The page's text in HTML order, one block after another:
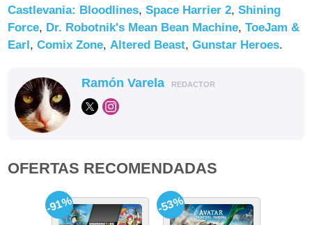
Castlevania: Bloodlines,Space Harrier 2,Shining
Force, Dr. Robotnik's Mean Bean Machine,ToeJam &
Earl,Comix Zone, Altered Beast,Gunstar Heroes.
Ramón Varela REDACTOR
OFERTAS RECOMENDADAS
-91% -53%